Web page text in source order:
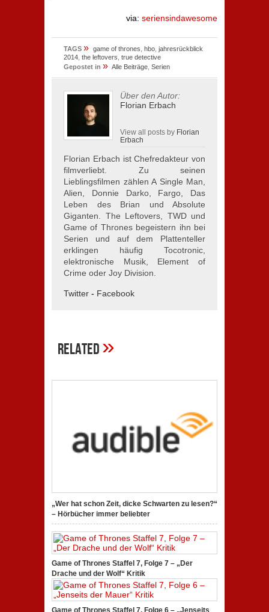
via: seriensindawesome
TAGS » game of thrones hbo jahresrückblick
2014 the leftovers true detective
Gepostet in » Alle Beiträge Serien
Über den Autor:
Florian Erbach
View all posts by Florian
Erbach
Florian Erbach ist Chefredakteur von
filmverliebt. Zu seinen
Lieblingsfilmen zählen A Single Man,
Alien, Donnie Darko, Fargo, Das
Leben des Brian und Absolute
Giganten. The Leftovers, TWD und
Game of Thrones begeistern ihn bei
Serien und auf dem Plattenteller
erklingen häufig Tocotronic,
elektronische Musik, Element of
Crime oder Joy Division.
Twitter - Facebook
Related»
„Wer hat schon Zeit, dicke Schwarten zu lesen?“
– Hörbücher immer beliebter
Game of Thrones Staffel 7, Folge 7 – „Der
Drache und der Wolf“ Kritik
Game of Thrones Staffel 7, Folge 6 – „Jenseits